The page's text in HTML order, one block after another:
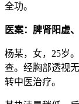
全功。
医案：脾肾阳虚
杨某，女，25岁
查。经胸部透视
转中医治疗。